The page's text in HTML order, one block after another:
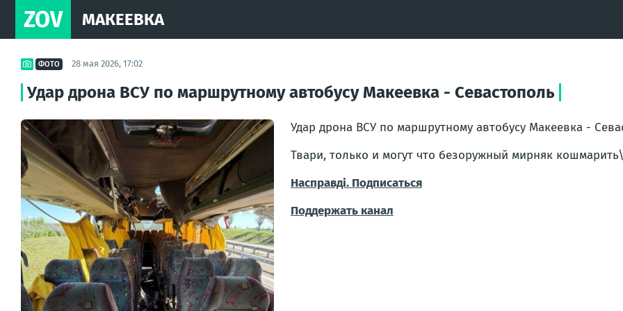
ZOV МАКЕЕВКА
ФОТО 28 мая 2026, 17:02
Удар дрона ВСУ по маршрутному автобусу Макеевка - Севастополь
Удар дрона ВСУ по маршрутному автобусу Макеевка -
Твари, только и могут что безоружный мирняк
Насправді. Подписаться
Поддержать канал